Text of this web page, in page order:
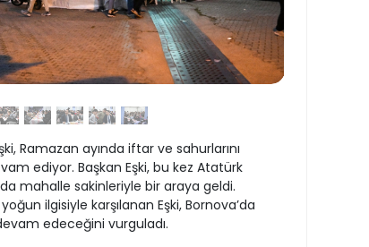
Ramazan ayında iftar ve sahurlarını
ediyor. Başkan Eşki, bu kez Atatürk
mahalle sakinleriyle bir araya geldi.
ilgisiyle karşılanan Eşki, Bornova’da
edeceğini vurguladı.